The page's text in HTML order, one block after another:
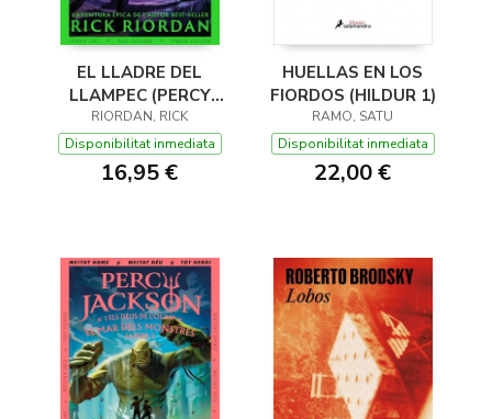
EL LLADRE DEL
LLAMPEC (PERCY
JACKSON I ELS DÉUS
DE L'OLIMP 1)
RIORDAN, RICK
Disponibilitat inmediata
16,95 €
HUELLAS EN LOS
FIORDOS (HILDUR 1)
RAMO, SATU
Disponibilitat inmediata
22,00 €